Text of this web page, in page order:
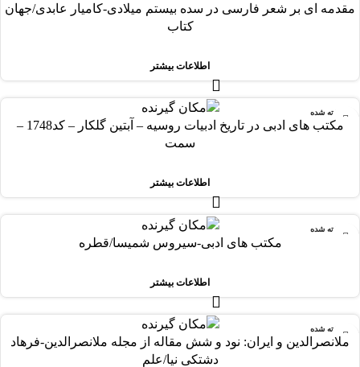
مقدمه ای بر شعر فارسی در سده بیستم میلادی-کامیار عابدی/جهان
کتاب
اطلاعات بیشتر
فروخته شده
مکتب های ادبی در تاریخ ادبیات روسیه – آبتین گلکار – کد1748 –
سمت
اطلاعات بیشتر
فروخته شده
مکتب های ادبی-سیروس شمیسا/قطره
اطلاعات بیشتر
فروخته شده
ملانصرالدین و ایران: نود و شش مقاله از مجله ملانصرالدین-فرهاد
دشتکی نیا/علم